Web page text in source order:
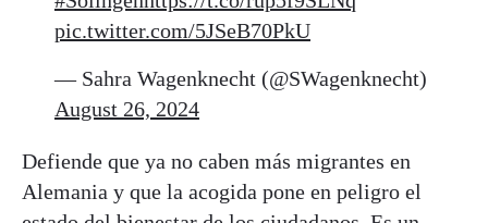
pic.twitter.com/5JSeB70PkU
— Sahra Wagenknecht (@SWagenknecht)
August 26, 2024
Defiende que ya no caben más migrantes en
Alemania y que la acogida pone en peligro el